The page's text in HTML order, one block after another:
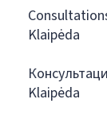
Klaipėda
Klaipėda